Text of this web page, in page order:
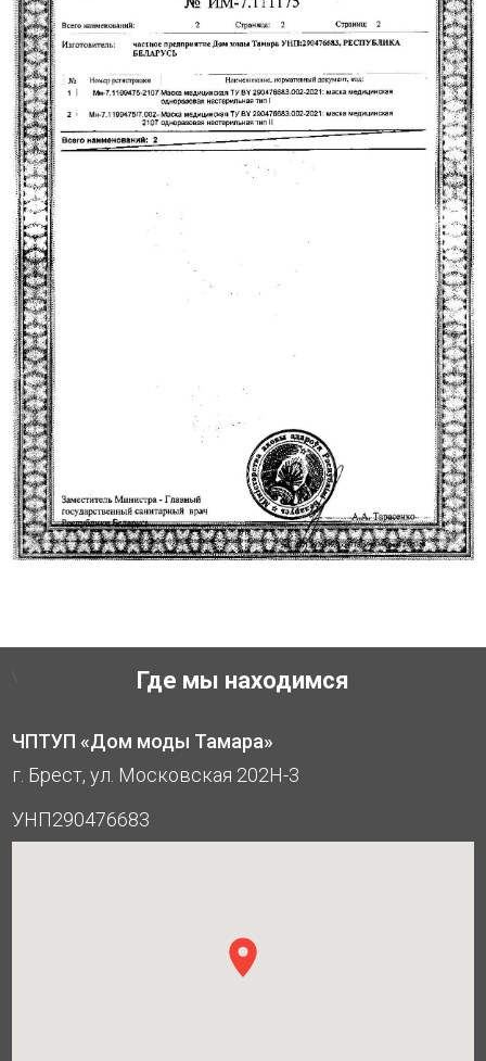
Где мы находимся
ЧПТУП «Дом моды Тамара»
г. Брест, ул. Московская 202Н-3
УНП290476683